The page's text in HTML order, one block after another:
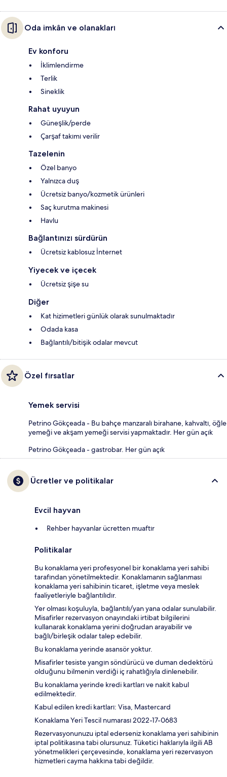
Oda imkân ve olanakları
Ev konforu
İklimlendirme
Terlik
Sineklik
Rahat uyuyun
Güneşlik/perde
Çarşaf takımı verilir
Tazelenin
Özel banyo
Yalnızca duş
Ücretsiz banyo/kozmetik ürünleri
Saç kurutma makinesi
Havlu
Bağlantınızı sürdürün
Ücretsiz kablosuz İnternet
Yiyecek ve içecek
Ücretsiz şişe su
Diğer
Kat hizimetleri günlük olarak sunulmaktadır
Odada kasa
Bağlantılı/bitişik odalar mevcut
Özel fırsatlar
Yemek servisi
Petrino Gökçeada - Bu bahçe manzaralı birahane, kahvaltı, öğle
yemeği ve akşam yemeği servisi yapmaktadır. Her gün açık
Petrino Gökçeada - gastrobar. Her gün açık
Ücretler ve politikalar
Evcil hayvan
Rehber hayvanlar ücretten muaftır
Politikalar
Bu konaklama yeri profesyonel bir konaklama yeri sahibi
tarafından yönetilmektedir. Konaklamanın sağlanması
konaklama yeri sahibinin ticaret, işletme veya meslek
faaliyetleriyle bağlantılıdır.
Yer olması koşuluyla, bağlantılı/yan yana odalar sunulabilir.
Misafirler rezervasyon onayındaki irtibat bilgilerini
kullanarak konaklama yerini doğrudan arayabilir ve
bağlı/birleşik odalar talep edebilir.
Bu konaklama yerinde asansör yoktur.
Misafirler tesiste yangın söndürücü ve duman dedektörü
olduğunu bilmenin verdiği iç rahatlığıyla dinlenebilir.
Bu konaklama yerinde kredi kartları ve nakit kabul
edilmektedir.
Kabul edilen kredi kartları: Visa, Mastercard
Konaklama Yeri Tescil numarası 2022-17-0683
Rezervasyonunuzu iptal ederseniz konaklama yeri sahibinin
iptal politikasına tabi olursunuz. Tüketici haklarıyla ilgili AB
yönetmelikleri çerçevesinde, konaklama yeri rezervasyon
hizmetleri cayma hakkına tabi değildir.